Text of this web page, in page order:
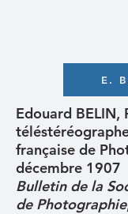
E.
Edouard BELIN,
française de
décembre 1907
Bulletin de la
de Photographie